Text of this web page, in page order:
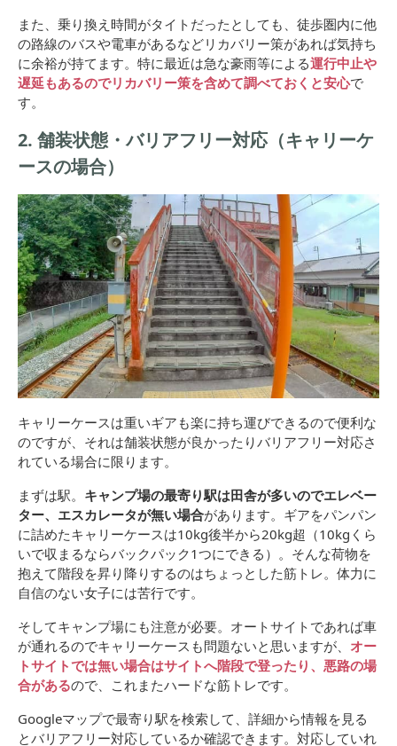
また、乗り換え時間がタイトだったとしても、徒歩圏内に他
の路線のバスや電車があるなどリカバリー策があれば気持ち
に余裕が持てます。特に最近は急な豪雨等による運行中止や
遅延もあるのでリカバリー策を含めて調べておくと安心で
す。
2. 舗装状態・バリアフリー対応（キャリーケ
ースの場合）
キャリーケースは重いギアも楽に持ち運びできるので便利な
のですが、それは舗装状態が良かったりバリアフリー対応さ
れている場合に限ります。
まずは駅。 キャンプ場の最寄り駅は田舎が多いのでエレベー
ター、エスカレータが無い場合があります。ギアをパンパン
に詰めたキャリーケースは10kg後半から20kg超（10kgくら
いで収まるならバックパック1つにできる）。そんな荷物を
抱えて階段を昇り降りするのはちょっとした筋トレ。体力に
自信のない女子には苦行です。
そしてキャンプ場にも注意が必要。オートサイトであれば車
が通れるのでキャリーケースも問題ないと思いますが、 オー
トサイトでは無い場合はサイトへ階段で登ったり、悪路の場
合があるので、これまたハードな筋トレです。
Googleマップで最寄り駅を検索して、詳細から情報を見る
とバリアフリー対応しているか確認できます。対応していれ